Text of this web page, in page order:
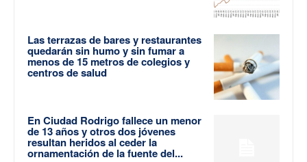
Las terrazas de bares y restaurantes
quedarán sin humo y sin fumar a
menos de 15 metros de colegios y
centros de salud
En Ciudad Rodrigo fallece un menor
de 13 años y otros dos jóvenes
resultan heridos al ceder la
ornamentación de la fuente del...